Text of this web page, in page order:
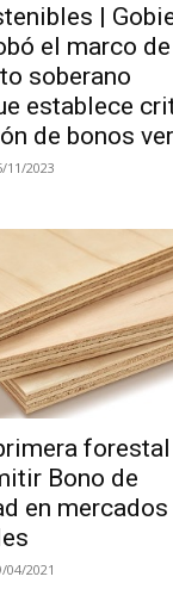
|
el marco de
soberano
establece
de bonos
11/2023
forestal
Bono de
en mercados
04/2021